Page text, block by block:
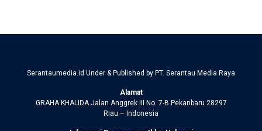
Serantaumedia.id Under & Published by PT. Serantau Media Raya
Alamat
GRAHA KHALIDA Jalan Anggrek III No. 7-B Pekanbaru 28297
Riau – Indonesia